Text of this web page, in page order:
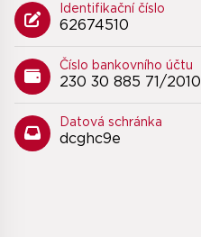
Identifikační číslo
62674510
Číslo bankovního účtu
230 30 885 71/2010
Datová schránka
dcghc9e